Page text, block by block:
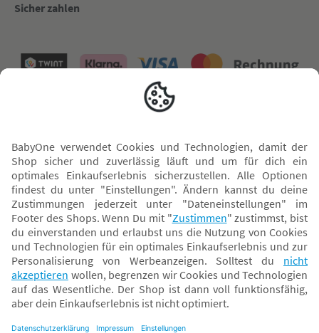
Sicher zahlen
* Alle Preise inkl. MwSt. und ggf. zzgl.Versandkosten. Der dargestellte Preis gilt -
abhängig von der von dir gewählten Option - im BabyOne-Onlineshop oder bei
Abholung in dem von dir gewählten BabyOne-Franchise-Betrieb. Der für den
Onlineshop geltende Preis stellt bei einem Verkauf durch unsere Franchise-
Nehmer eine unverbindliche Preisempfehlung dar. Der Verkaufspreis der
daher von dem Verkaufspreis im Onlineshop abweichen. Angaben zu